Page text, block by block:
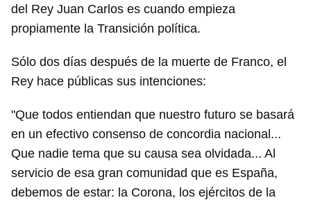
del Rey Juan Carlos es cuando empieza
propiamente la Transición política.
Sólo dos días después de la muerte de Franco, el
Rey hace públicas sus intenciones:
"Que todos entiendan que nuestro futuro se basará
en un efectivo consenso de concordia nacional...
Que nadie tema que su causa sea olvidada... Al
servicio de esa gran comunidad que es España,
debemos de estar: la Corona, los ejércitos de la